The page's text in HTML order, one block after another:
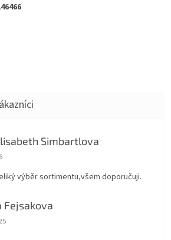
Simbartlova
obchodu je 5 z 5 hvězdiček.
výběr sortimentu,všem doporučuji.
Fejsakova
obchodu je 5 z 5 hvězdiček.